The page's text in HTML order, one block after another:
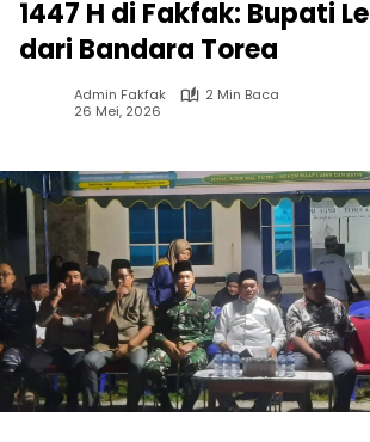
1447 H di Fakfak: Bupati
dari Bandara Torea
Admin Fakfak
2 Min Baca
26 Mei, 2026